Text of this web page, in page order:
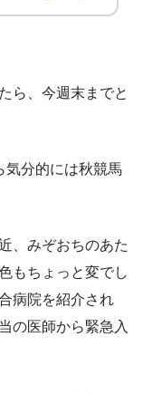
ら、今週末までと
気分的には秋競馬
、みぞおちのあた
もちょっと変でし
病院を紹介され
の医師から緊急入